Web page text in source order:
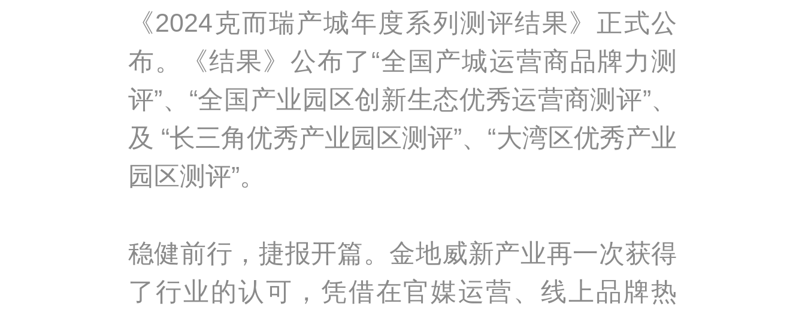
《2024克而瑞产城年度系列测评结果》正式公
布。《结果》公布了“全国产城运营商品牌力测
评”、“全国产业园区创新生态优秀运营商测评”、
及 “长三角优秀产业园区测评”、“大湾区优秀产业
园区测评”。
稳健前行，捷报开篇。金地威新产业再一次获得
了行业的认可，凭借在官媒运营、线上品牌热